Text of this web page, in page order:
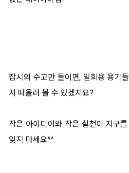
잠시의 수고만 들이면, 일회용 용기
서 떠올려 볼 수 있겠지요?
작은 아이디어와 작은 실천이 지구
잊지 마세요^^